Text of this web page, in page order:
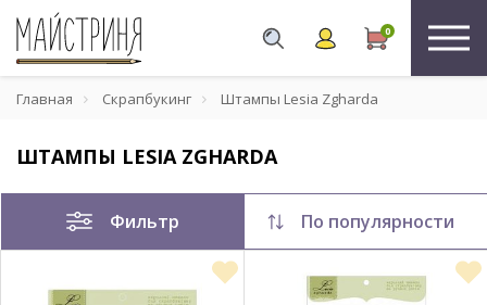
0
Главная Скрапбукинг Штампы Lesia Zgharda
ШТАМПЫ LESIA ZGHARDA
Фильтр По популярности